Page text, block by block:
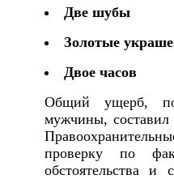
Две шубы
Золотые
Двое часов
Общий ущерб, по
мужчины,
проверку по
обстоятельства и